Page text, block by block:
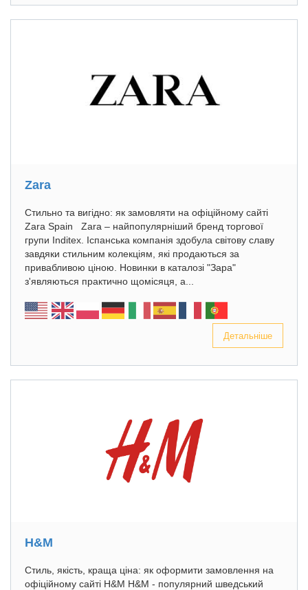
Zara
Стильно та вигідно: як замовляти на офіційному сайті
Zara Spain Zara – найпопулярніший бренд торгової
групи Inditex. Іспанська компанія здобула світову славу
завдяки стильним колекціям, які продаються за
привабливою ціною. Новинки в каталозі "Зара"
з'являються практично щомісяця, а...
Детальніше
H&M
Стиль, якість, краща ціна: як оформити замовлення на
офіційному сайті H&M H&M - популярний шведський